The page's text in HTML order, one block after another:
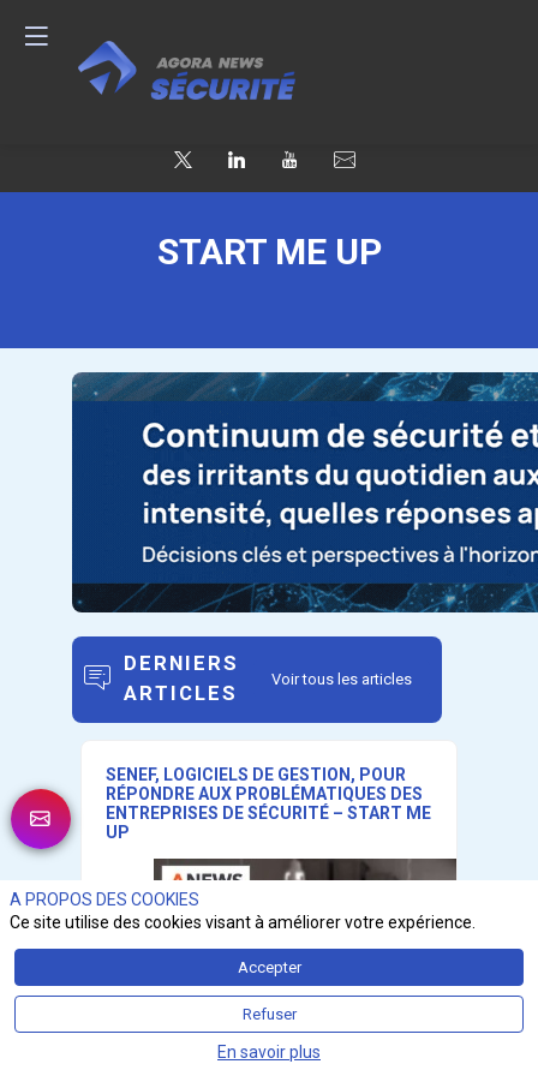
START ME UP
DERNIERS
ARTICLES
Voir tous les articles
SENEF, LOGICIELS DE GESTION, POUR
RÉPONDRE AUX PROBLÉMATIQUES DES
ENTREPRISES DE SÉCURITÉ – START ME
UP
A PROPOS DES COOKIES
Ce site utilise des cookies visant à améliorer votre expérience.
Accepter
Refuser
En savoir plus